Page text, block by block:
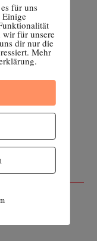
für uns
Einige
wir für unsere
dir nur die
Mehr